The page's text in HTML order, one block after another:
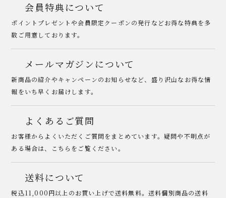
会員特典について
ポイントプレゼントや会員限定クーポンの発行などお得な特典を多
数ご用意しております。
メールマガジンについて
新商品の紹介やキャンペーンのお知らせなど、盛り沢山なお得な情
報をいち早くお届けします。
よくあるご質問
お客様からよくいただくご質問をまとめています。疑問や不明点が
ある場合は、こちらをご覧ください。
送料について
税込11,000円以上のお買い上げで送料無料。送料個別商品の送料